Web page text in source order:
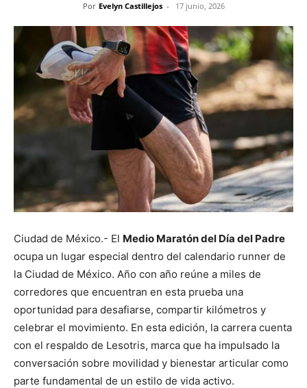
Por Evelyn Castillejos - 17 junio, 2026
Ciudad de México.- El Medio Maratón del Día del Padre
ocupa un lugar especial dentro del calendario runner de
la Ciudad de México. Año con año reúne a miles de
corredores que encuentran en esta prueba una
oportunidad para desafiarse, compartir kilómetros y
celebrar el movimiento. En esta edición, la carrera cuenta
con el respaldo de Lesotris, marca que ha impulsado la
conversación sobre movilidad y bienestar articular como
parte fundamental de un estilo de vida activo.